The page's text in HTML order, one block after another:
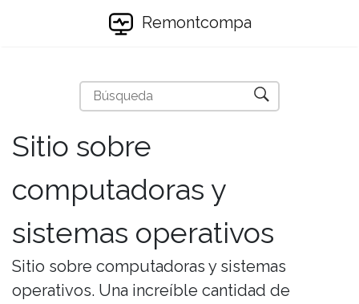
Remontcompa
Sitio sobre
computadoras y
sistemas operativos
Sitio sobre computadoras y sistemas
operativos. Una increíble cantidad de